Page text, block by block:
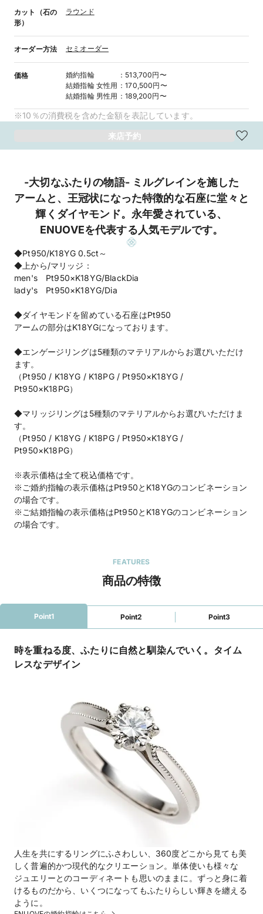
カット（石の
形）
ラウンド
オーダー方法 セミオーダー
価格 婚約指輪 ： 513,700円〜
結婚指輪 女性用 ：170,500円〜
結婚指輪 男性用 ：189,200円〜
※10％の消費税を含めた金額を表記しています。
来店予約
-大切なふたりの物語- ミルグレインを施した
アームと、王冠状になった特徴的な石座に堂々と
輝くダイヤモンド。永年愛されている、
ENUOVEを代表する人気モデルです。
◆Pt950/K18YG 0.5ct～
◆上から/マリッジ：
men's Pt950×K18YG/BlackDia
lady's Pt950×K18YG/Dia
◆ダイヤモンドを留めている石座はPt950
アームの部分はK18YGになっております。
◆エンゲージリングは5種類のマテリアルからお選びいただけ
ます。
（Pt950 / K18YG / K18PG / Pt950×K18YG /
Pt950×K18PG）
◆マリッジリングは5種類のマテリアルからお選びいただけま
す。
（Pt950 / K18YG / K18PG / Pt950×K18YG /
Pt950×K18PG）
※表示価格は全て税込価格です。
※ご婚約指輪の表示価格はPt950とK18YGのコンビネーション
の場合です。
※ご結婚指輪の表示価格はPt950とK18YGのコンビネーション
の場合です。
FEATURES
商品の特徴
Point1 Point2 Point3
時を重ねる度、ふたりに自然と馴染んでいく。タイム
レスなデザイン
人生を共にするリングにふさわしい、360度どこから見ても美
しく普遍的かつ現代的なクリエーション。単体使いも様々な
ジュエリーとのコーディネートも思いのままに。ずっと身に着
けるものだから、いくつになってもふたりらしい輝きを纏える
ように。